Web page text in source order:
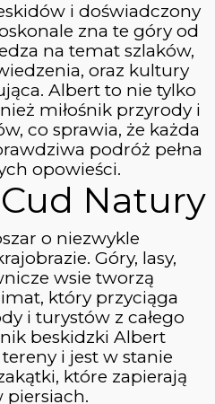
NA PRZEHYBE
i doświadczony
zna te góry od
na temat szlaków,
oraz kultury
Albert to nie tylko
miłośnik przyrody i
co sprawia, że każda
podróż pełna
opowieści.
Natury
o niezwykle
Góry, lasy,
wsie tworzą
który przyciąga
i turystów z całego
beskidzki Albert
i jest w stanie
które zapierają
piersiach.